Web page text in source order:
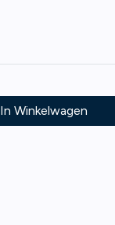
In Winkelwagen